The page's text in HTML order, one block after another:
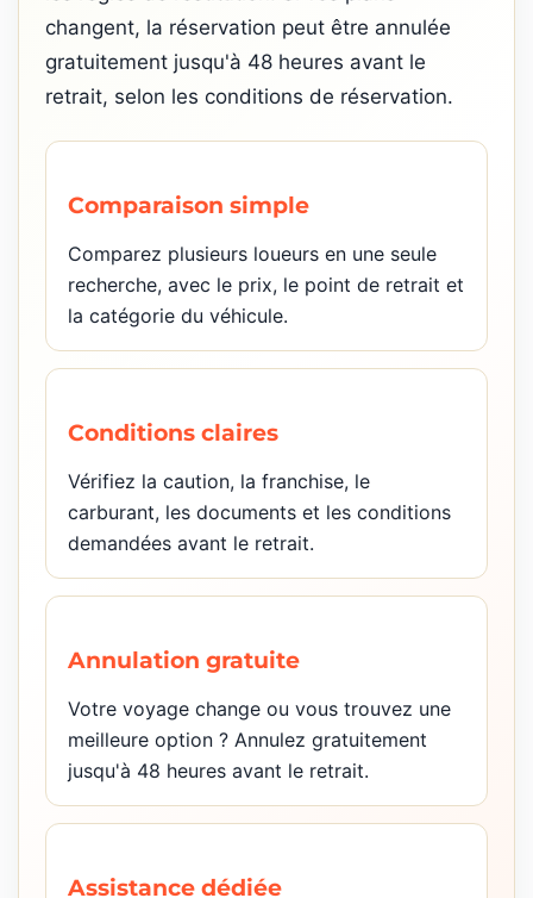
changent, la réservation peut être annulée
gratuitement jusqu'à 48 heures avant le
retrait, selon les conditions de réservation.
Comparaison simple
Comparez plusieurs loueurs en une seule
recherche, avec le prix, le point de retrait et
la catégorie du véhicule.
Conditions claires
Vérifiez la caution, la franchise, le
carburant, les documents et les conditions
demandées avant le retrait.
Annulation gratuite
Votre voyage change ou vous trouvez une
meilleure option ? Annulez gratuitement
jusqu'à 48 heures avant le retrait.
Assistance dédiée